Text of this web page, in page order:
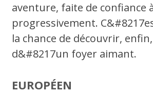
aventure, faite de confiance
progressivement.
la chance de découvrir,
d&#8217un foyer aimant.
EUROPÉEN